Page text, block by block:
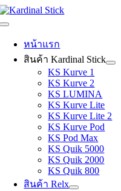
Skip
to
Toggle
Navigation
หน้าแรก
สินค้า Kardinal Stick
KS Kurve 1
KS Kurve 2
KS LUMINA
KS Kurve Lite
KS Kurve Lite 2
KS Kurve Pod
KS Pod Max
KS Quik 5000
KS Quik 2000
KS Quik 800
สินค้า Relx